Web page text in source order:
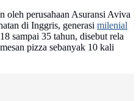
oleh perusahaan Asuransi Aviva
di Inggris, generasi milenial
sampai 35 tahun, disebut rela
pizza sebanyak 10 kali